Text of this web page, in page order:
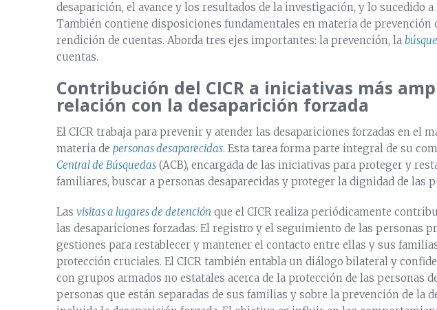
desaparición, el avance y los resultados de la investigación, y lo sucedido a
También contiene disposiciones fundamentales en materia de prevención
rendición de cuentas. Aborda tres ejes importantes: la prevención, la
cuentas.
Contribución del CICR a iniciativas más
relación con la desaparición forzada
El CICR trabaja para prevenir y atender las desapariciones forzadas en el
materia de personas desaparecidas. Esta tarea forma parte integral de su
Central de Búsquedas (ACB), encargada de las iniciativas para proteger y
familiares, buscar a personas desaparecidas y proteger la dignidad de las
Las visitas a lugares de detención que el CICR realiza periódicamente
las desapariciones forzadas. El registro y el seguimiento de las personas
gestiones para restablecer y mantener el contacto entre ellas y sus
protección cruciales. El CICR también entabla un diálogo bilateral y
con grupos armados no estatales acerca de la protección de las personas
personas que están separadas de sus familias y sobre la prevención de la